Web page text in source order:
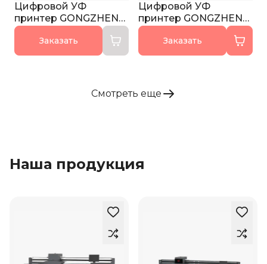
Цифровой УФ
принтер GONGZHENG
H2513ET
Заказать
Цифровой УФ
принтер GONGZHENG
H2513ET PRO
Заказать
Смотреть еще
Наша продукция